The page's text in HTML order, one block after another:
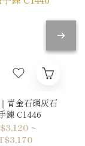
青金石磷灰石
鍊 C1446
~